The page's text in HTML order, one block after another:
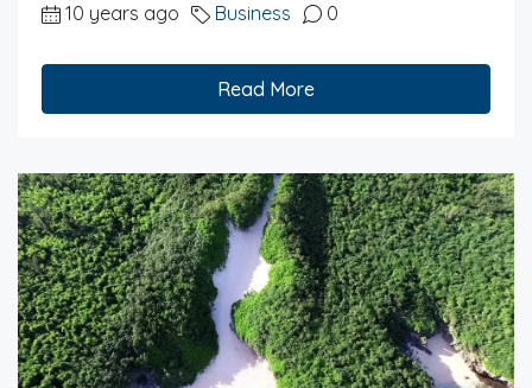
10 years ago Business 0
Read More